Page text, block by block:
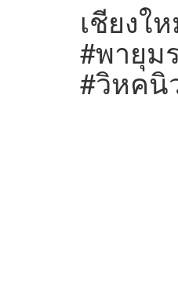
เชียงใ
#พายุม
#วิหคนิ